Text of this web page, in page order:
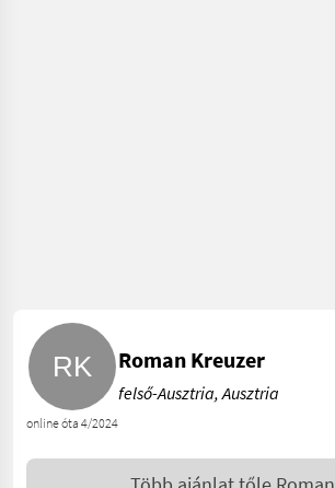
online óta 4/2024
Roman Kreuzer
felső-Ausztria, Ausztria